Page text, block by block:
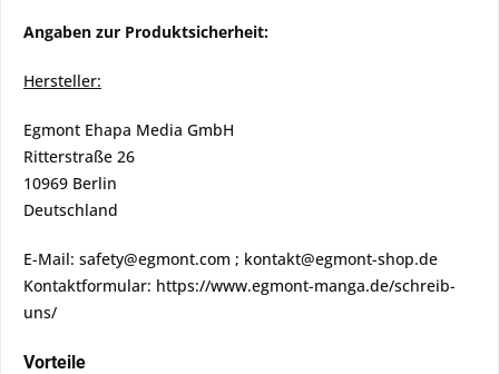
Angaben zur Produktsicherheit:
Hersteller:
Egmont Ehapa Media GmbH
Ritterstraße 26
10969 Berlin
Deutschland
E-Mail: safety@egmont.com ; kontakt@egmont-shop.de
Kontaktformular: https://www.egmont-manga.de/schreib-
uns/
Vorteile